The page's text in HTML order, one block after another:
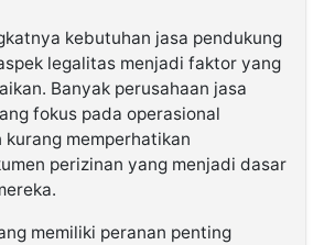
kebutuhan jasa pendukung
legalitas menjadi faktor yang
Banyak perusahaan jasa
fokus pada operasional
kurang memperhatikan
perizinan yang menjadi dasar
memiliki peranan penting